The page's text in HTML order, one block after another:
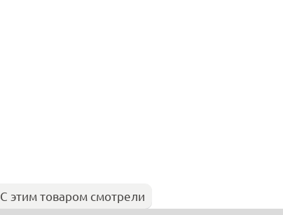
С этим товаром смотрели